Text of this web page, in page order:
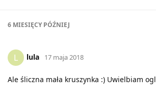
6 MIESIĘCYPÓŹNIEJ
L lula 17 maja 2018
Ale śliczna mała kruszynka :) Uwielbiam